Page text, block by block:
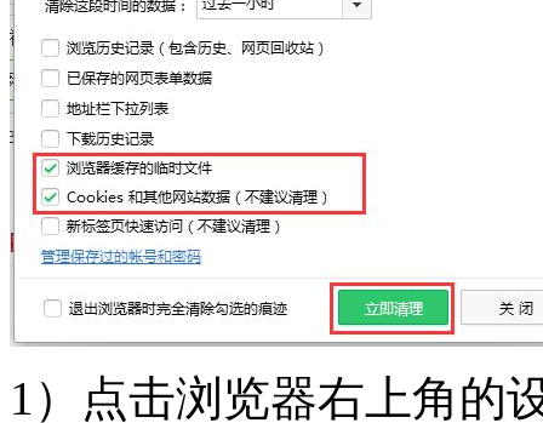
1）点击浏览器右上角的